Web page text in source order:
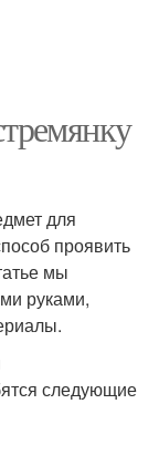
для
проявить
мы
руками,
следующие